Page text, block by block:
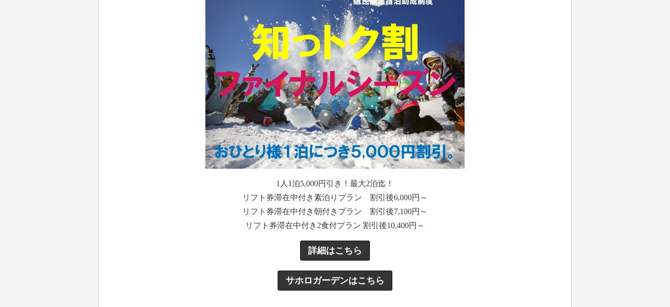
1人1泊5,000円引き！最大2泊迄！
リフト券滞在中付き素泊りプラン 割引後6,000円～
リフト券滞在中付き朝付きプラン 割引後7,100円～
リフト券滞在中付き2食付プラン 割引後10,400円～
詳細はこちら
サホロガーデンはこちら